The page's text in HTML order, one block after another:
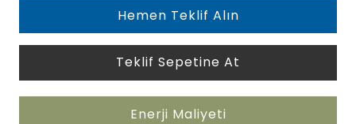
Hemen Teklif Alın
Teklif Sepetine At
Enerji Maliyeti